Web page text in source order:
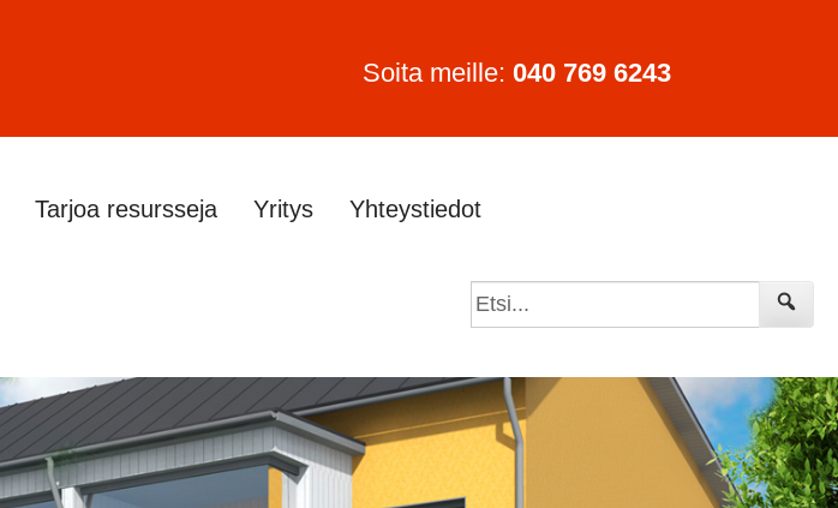
Soita meille: 040 769 6243
Tarjoa resursseja Yritys Yhteystiedot